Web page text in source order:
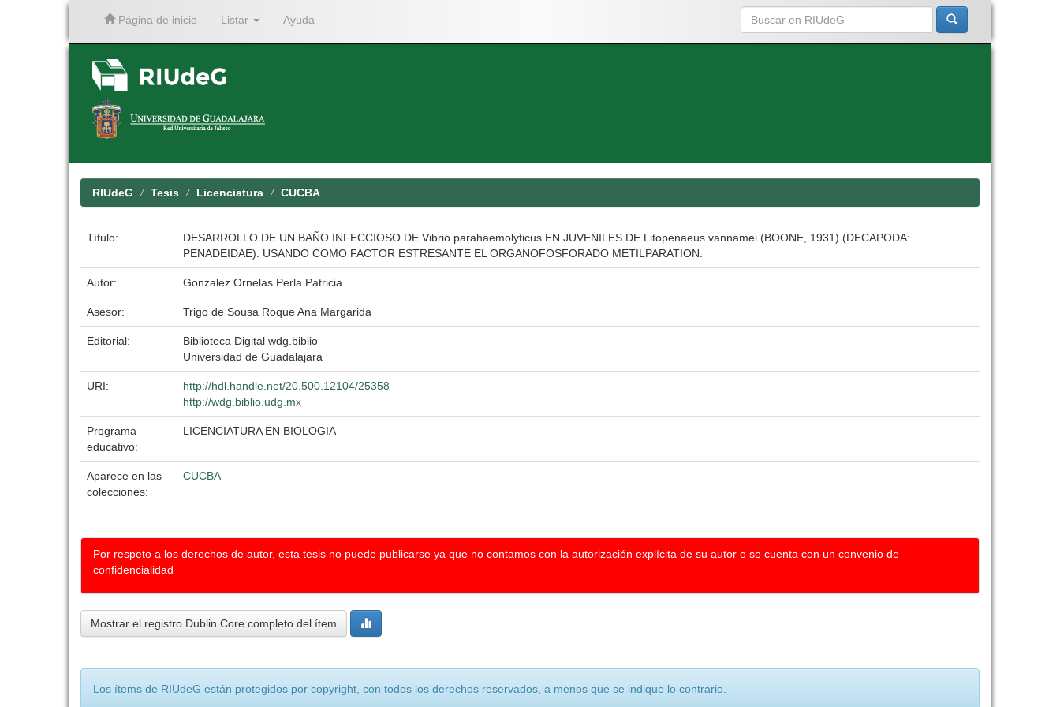
Página de inicio Listar Ayuda
RIUdeG Tesis Licenciatura CUCBA
Título:
DESARROLLO DE UN BAÑO INFECCIOSO DE Vibrio parahaemolyticus EN JUVENILES DE Litopenaeus vannamei (BOONE, 1931) (DECAPODA:
PENADEIDAE). USANDO COMO FACTOR ESTRESANTE EL ORGANOFOSFORADO METILPARATION.
Autor: Gonzalez Ornelas Perla Patricia
Asesor: Trigo de Sousa Roque Ana Margarida
Editorial:
Biblioteca Digital wdg.biblio
Universidad de Guadalajara
URI:
http://hdl.handle.net/20.500.12104/25358
http://wdg.biblio.udg.mx
Programa
educativo:
LICENCIATURA EN BIOLOGIA
Aparece en las
colecciones:
CUCBA
Por respeto a los derechos de autor, esta tesis no puede publicarse ya que no contamos con la autorización explícita de su autor o se cuenta con un convenio de
confidencialidad
Mostrar el registro Dublin Core completo del ítem
Los ítems de RIUdeG están protegidos por copyright, con todos los derechos reservados, a menos que se indique lo contrario.